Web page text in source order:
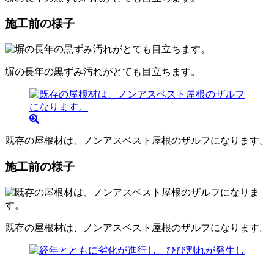
施工前の様子
塀の長年の黒ずみ汚れがとても目立ちます。
既存の屋根材は、ノンアスベスト屋根のザルフになります。
施工前の様子
既存の屋根材は、ノンアスベスト屋根のザルフになります。